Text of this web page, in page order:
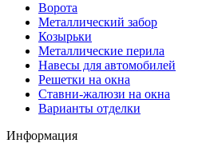
Ворота
Металлический забор
Козырьки
Металлические перила
Навесы для автомобилей
Решетки на окна
Ставни-жалюзи на окна
Варианты отделки
Информация